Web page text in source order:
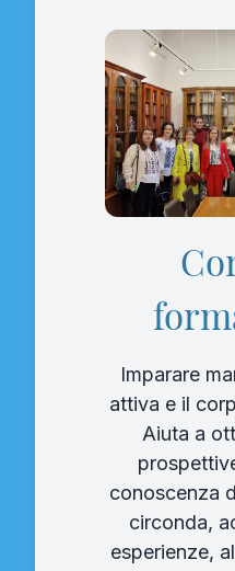
Imparare
attiva e il
Aiuta a
conoscenza
circonda,
esperienze,